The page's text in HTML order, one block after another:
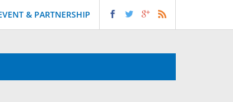
& PARTNERSHIP